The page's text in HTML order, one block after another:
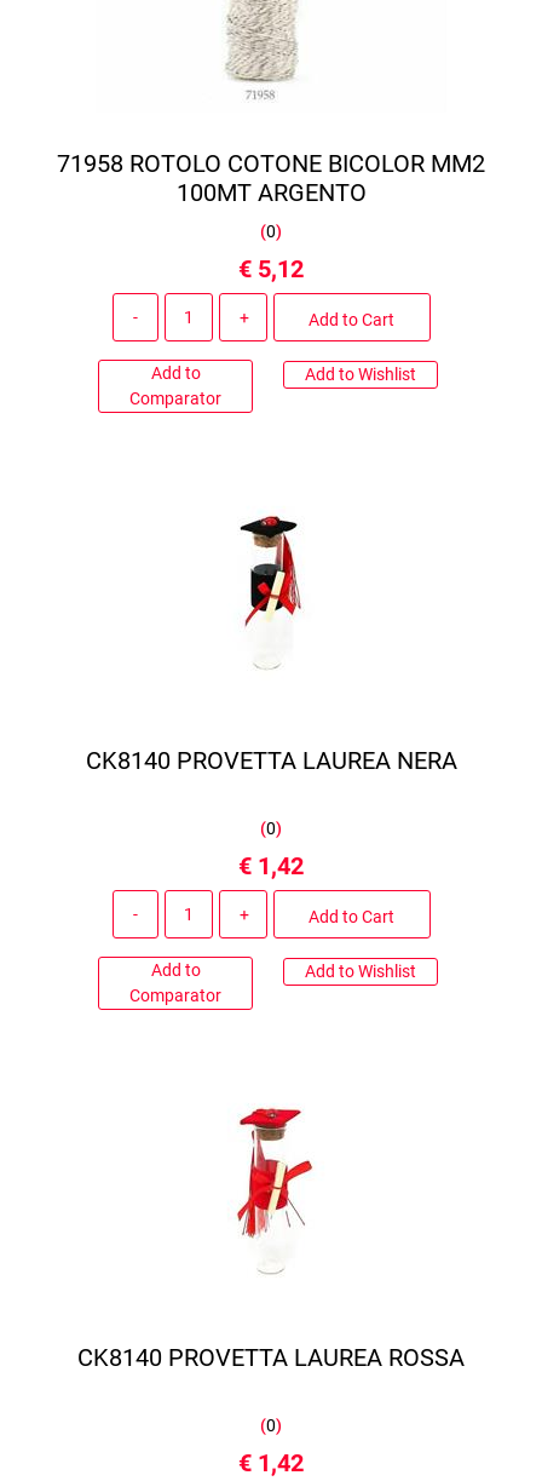
71958 ROTOLO COTONE BICOLOR MM2
100MT ARGENTO
(0)
€ 5,12
Add to Cart
Add to
Comparator
Add to Wishlist
CK8140 PROVETTA LAUREA NERA
(0)
€ 1,42
Add to Cart
Add to
Comparator
Add to Wishlist
CK8140 PROVETTA LAUREA ROSSA
(0)
€ 1,42